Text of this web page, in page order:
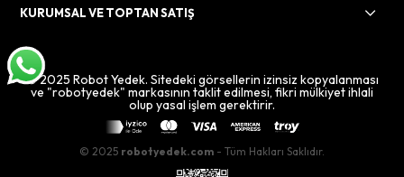
KURUMSAL VE TOPTAN SATIŞ
© 2025 Robot Yedek. Sitedeki görsellerin izinsiz kopyalanması
ve "robotyedek" markasının taklit edilmesi, fikri mülkiyet ihlali
olup yasal işlem gerektirir.
© 2025 robotyedek.com - Tüm Hakları Saklıdır.